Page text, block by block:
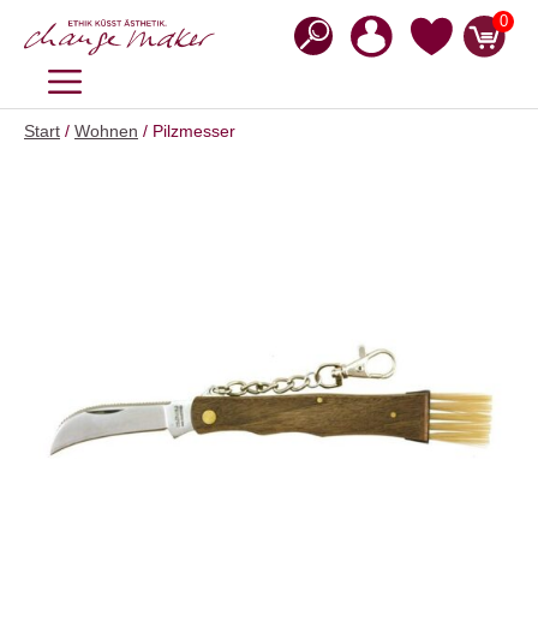
Inhalt
0
MENÜ
Start / Wohnen / Pilzmesser